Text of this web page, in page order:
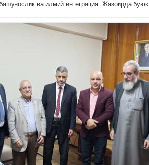
ва илмий интеграция: Жазоирда